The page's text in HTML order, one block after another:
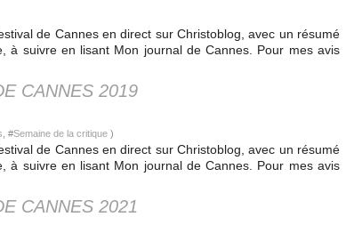
de Cannes en direct sur Christoblog, avec un résumé
à suivre en lisant Mon journal de Cannes. Pour mes avis
CANNES 2019
, #Semaine de la critique )
de Cannes en direct sur Christoblog, avec un résumé
à suivre en lisant Mon journal de Cannes. Pour mes avis
CANNES 2021